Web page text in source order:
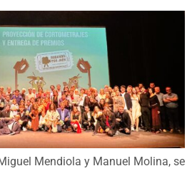
Mendiola y Manuel Molina, se